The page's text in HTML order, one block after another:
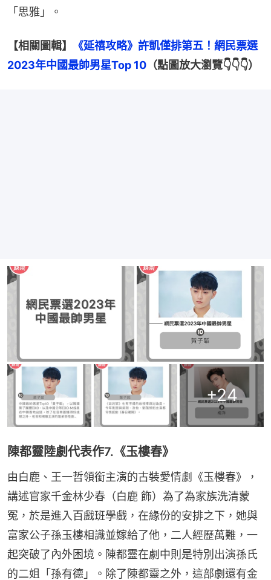
「思雅」。
【相關圖輯】
《延禧攻略》許凱僅排第五！網民票選
2023年中國最帥男星Top 10 （點圖放大瀏覽👇👇👇）
+24
陳都靈陸劇代表作7.《玉樓春》
由白鹿、王一哲領銜主演的古裝愛情劇《玉樓春》，
講述官家千金林少春（白鹿 飾）為了為家族洗清蒙
冤，於是進入百戲班學戲，在緣份的安排之下，她與
富家公子孫玉樓相識並嫁給了他，二人經歷萬難，一
起突破了內外困境。陳都靈在劇中則是特別出演孫氏
的二姐「孫有德」。除了陳都靈之外，這部劇還有金